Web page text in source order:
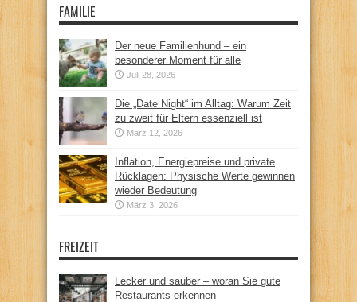
FAMILIE
Der neue Familienhund – ein
besonderer Moment für alle
Juli 28, 2026
Die „Date Night“ im Alltag: Warum Zeit
zu zweit für Eltern essenziell ist
März 12, 2026
Inflation, Energiepreise und private
Rücklagen: Physische Werte gewinnen
wieder Bedeutung
März 3, 2026
FREIZEIT
Lecker und sauber – woran Sie gute
Restaurants erkennen